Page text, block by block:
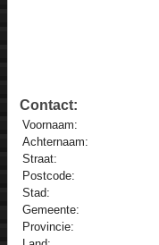
Contact:
Voornaam:
Achternaam:
Straat:
Postcode:
Stad:
Gemeente:
Provincie: